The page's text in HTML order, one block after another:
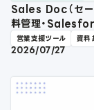
Sales Doc（セー
料管理・
営業支援ツール 資料
2026/07/27